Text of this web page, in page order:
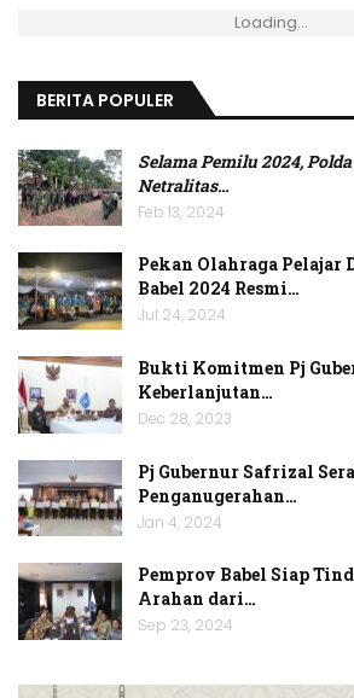
Loading...
BERITA POPULER
Selama Pemilu 2024,
Netralitas…
Feb 13, 2024
Pekan Olahraga Pelajar
Babel 2024 Resmi…
Jul 24, 2024
Bukti Komitmen Pj
Keberlanjutan…
Dec 28, 2023
Pj Gubernur Safrizal
Penganugerahan…
Jan 4, 2024
Pemprov Babel Siap
Arahan dari…
Sep 23, 2024